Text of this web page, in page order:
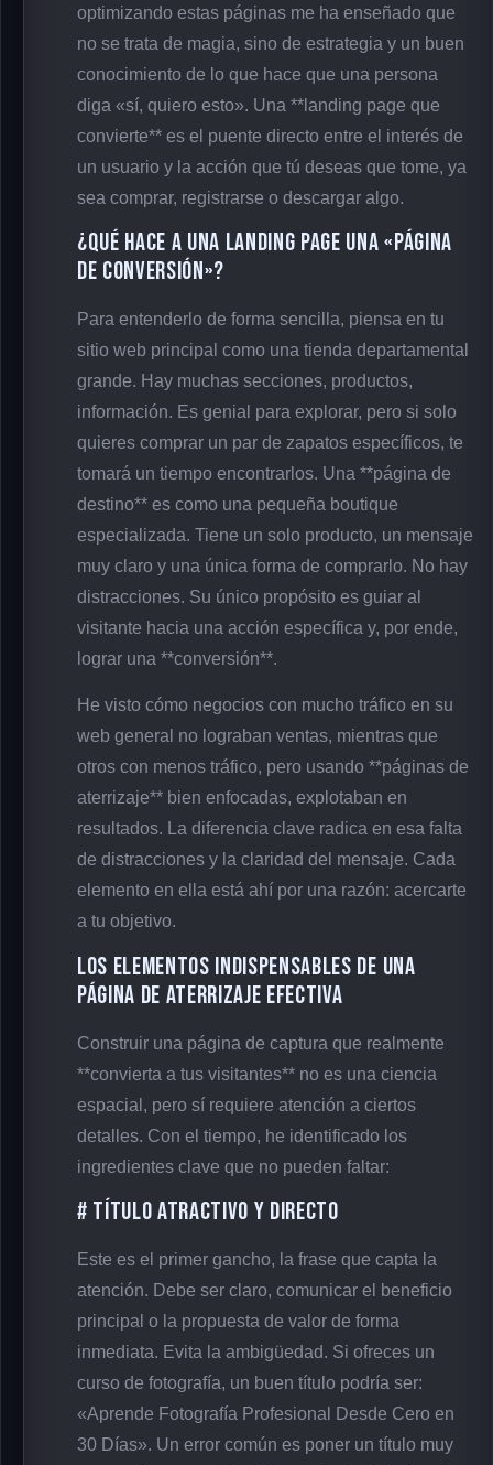
optimizando estas páginas me ha enseñado que
no se trata de magia, sino de estrategia y un buen
conocimiento de lo que hace que una persona
diga «sí, quiero esto». Una **landing page que
convierte** es el puente directo entre el interés de
un usuario y la acción que tú deseas que tome, ya
sea comprar, registrarse o descargar algo.
¿Qué Hace a una Landing Page una «Página
de Conversión»?
Para entenderlo de forma sencilla, piensa en tu
sitio web principal como una tienda departamental
grande. Hay muchas secciones, productos,
información. Es genial para explorar, pero si solo
quieres comprar un par de zapatos específicos, te
tomará un tiempo encontrarlos. Una **página de
destino** es como una pequeña boutique
especializada. Tiene un solo producto, un mensaje
muy claro y una única forma de comprarlo. No hay
distracciones. Su único propósito es guiar al
visitante hacia una acción específica y, por ende,
lograr una **conversión**.
He visto cómo negocios con mucho tráfico en su
web general no lograban ventas, mientras que
otros con menos tráfico, pero usando **páginas de
aterrizaje** bien enfocadas, explotaban en
resultados. La diferencia clave radica en esa falta
de distracciones y la claridad del mensaje. Cada
elemento en ella está ahí por una razón: acercarte
a tu objetivo.
Los Elementos Indispensables de una
Página de Aterrizaje Efectiva
Construir una página de captura que realmente
**convierta a tus visitantes** no es una ciencia
espacial, pero sí requiere atención a ciertos
detalles. Con el tiempo, he identificado los
ingredientes clave que no pueden faltar:
# Título Atractivo y Directo
Este es el primer gancho, la frase que capta la
atención. Debe ser claro, comunicar el beneficio
principal o la propuesta de valor de forma
inmediata. Evita la ambigüedad. Si ofreces un
curso de fotografía, un buen título podría ser:
«Aprende Fotografía Profesional Desde Cero en
30 Días». Un error común es poner un título muy